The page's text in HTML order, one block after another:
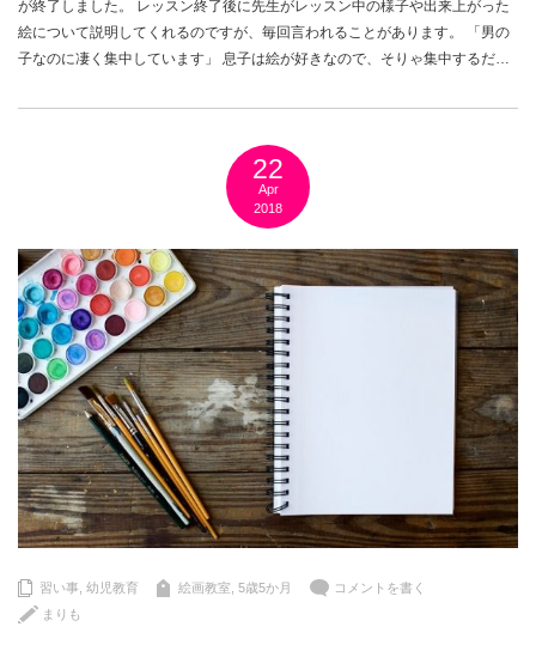
が終了しました。 レッスン終了後に先生がレッスン中の様子や出来上がった
絵について説明してくれるのですが、毎回言われることがあります。 「男の
子なのに凄く集中しています」 息子は絵が好きなので、そりゃ集中するだ…
22
Apr
2018
習い事 幼児教育 絵画教室 5歳5か月
コメントを書く
まりも